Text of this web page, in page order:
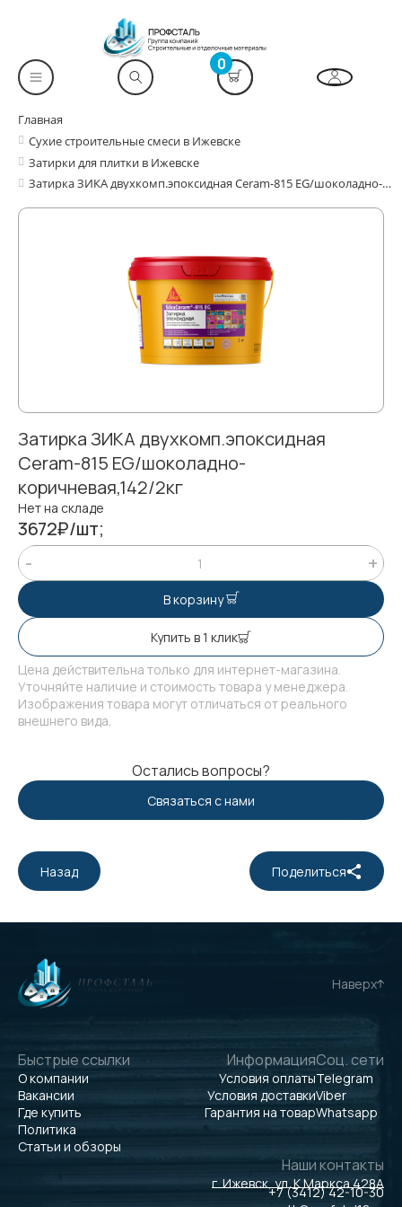
0
Главная
Сухие строительные смеси в Ижевске
Затирки для плитки в Ижевске
Затирка ЗИКА двухкомп.эпоксидная Ceram-815 EG/шоколадно-коричневая,142/2кг
Затирка ЗИКА двухкомп.эпоксидная
Ceram-815 EG/шоколадно-
коричневая,142/2кг
Нет на складе
3672₽/шт;
В корзину
Купить в 1 клик
Цена действительна только для интернет-магазина.
Уточняйте наличие и стоимость товара у менеджера.
Изображения товара могут отличаться от реального
внешнего вида.
Остались вопросы?
Связаться с нами
Назад Поделиться
Наверх
Быстрые ссылки
О компании
Вакансии
Где купить
Политика
Статьи и обзоры
Информация
Условия оплаты
Условия доставки
Гарантия на товар
Соц. сети
Telegram
Viber
Whatsapp
Наши контакты
г. Ижевск, ул. К.Маркса 428А
+7 (3412) 42-10-30